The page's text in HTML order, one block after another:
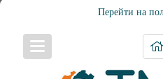
Перейти на